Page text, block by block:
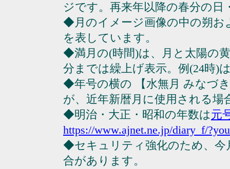
ジです。再来年以降の春分の日
◆月のイメージ画像の中の朔
を表しています。
◆満月の(時間)は、月と太陽の
分までは繰上げ表示。例(24時)
◆年号の横の 【水無月 みなづ
が、近年新暦月に使用される場
◆明治・大正・昭和の年数は元
https://www.ajnet.ne.jp/diary_f/
◆セキュリティ強化のため、今
合があります。